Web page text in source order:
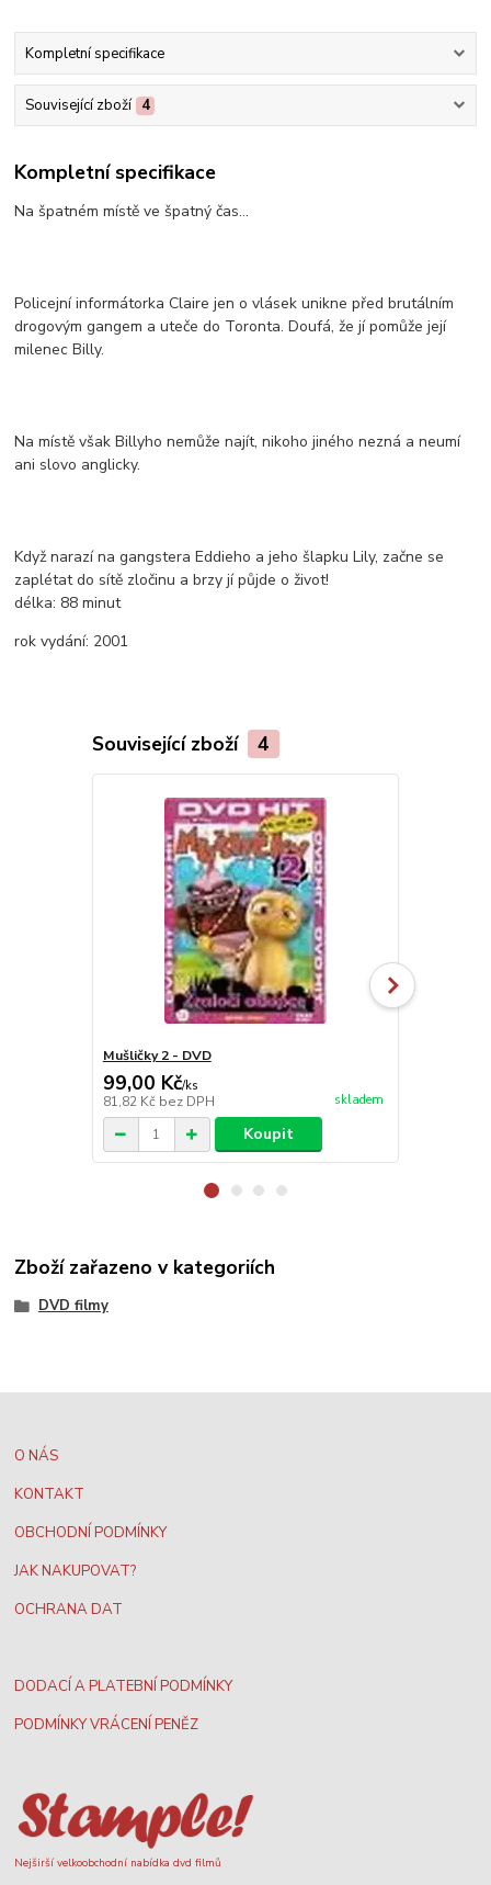
Kompletní specifikace
Související zboží 4
Kompletní specifikace
Na špatném místě ve špatný čas...
Policejní informátorka Claire jen o vlásek unikne před brutálním
drogovým gangem a uteče do Toronta. Doufá, že jí pomůže její
milenec Billy.
Na místě však Billyho nemůže najít, nikoho jiného nezná a neumí
ani slovo anglicky.
Když narazí na gangstera Eddieho a jeho šlapku Lily, začne se
zaplétat do sítě zločinu a brzy jí půjde o život!
délka: 88 minut
rok vydání: 2001
Související zboží 4
Mušličky 2 - DVD
99,00 Kč/ks
81,82 Kč bez DPH skladem
Koupit
Zboží zařazeno v kategoriích
DVD filmy
O NÁS
KONTAKT
OBCHODNÍ PODMÍNKY
JAK NAKUPOVAT?
OCHRANA DAT
DODACÍ A PLATEBNÍ PODMÍNKY
PODMÍNKY VRÁCENÍ PENĚZ
Nejširší velkoobchodní nabídka dvd filmů